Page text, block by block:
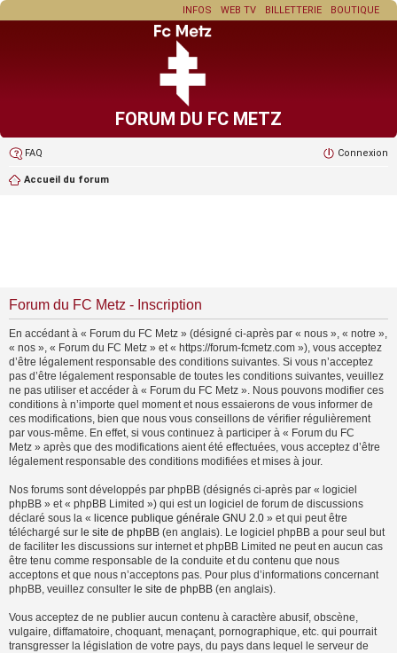
BOUTIQUE
BILLETTERIE
WEB TV
INFOS
FORUM DU FC METZ
FAQ Connexion
Accueil du forum
Forum du FC Metz - Inscription
En accédant à « Forum du FC Metz » (désigné ci-après par « nous », « notre »,
« nos », « Forum du FC Metz » et « https://forum-fcmetz.com »), vous acceptez
d’être légalement responsable des conditions suivantes. Si vous n’acceptez
pas d’être légalement responsable de toutes les conditions suivantes, veuillez
ne pas utiliser et accéder à « Forum du FC Metz ». Nous pouvons modifier ces
conditions à n’importe quel moment et nous essaierons de vous informer de
ces modifications, bien que nous vous conseillons de vérifier régulièrement
par vous-même. En effet, si vous continuez à participer à « Forum du FC
Metz » après que des modifications aient été effectuées, vous acceptez d’être
légalement responsable des conditions modifiées et mises à jour.
Nos forums sont développés par phpBB (désignés ci-après par « logiciel
phpBB » et « phpBB Limited ») qui est un logiciel de forum de discussions
déclaré sous la « licence publique générale GNU 2.0 » et qui peut être
téléchargé sur le site de phpBB (en anglais). Le logiciel phpBB a pour seul but
de faciliter les discussions sur internet et phpBB Limited ne peut en aucun cas
être tenu comme responsable de la conduite et du contenu que nous
acceptons et que nous n’acceptons pas. Pour plus d’informations concernant
phpBB, veuillez consulter le site de phpBB (en anglais).
Vous acceptez de ne publier aucun contenu à caractère abusif, obscène,
vulgaire, diffamatoire, choquant, menaçant, pornographique, etc. qui pourrait
transgresser la législation de votre pays, du pays dans lequel le serveur de